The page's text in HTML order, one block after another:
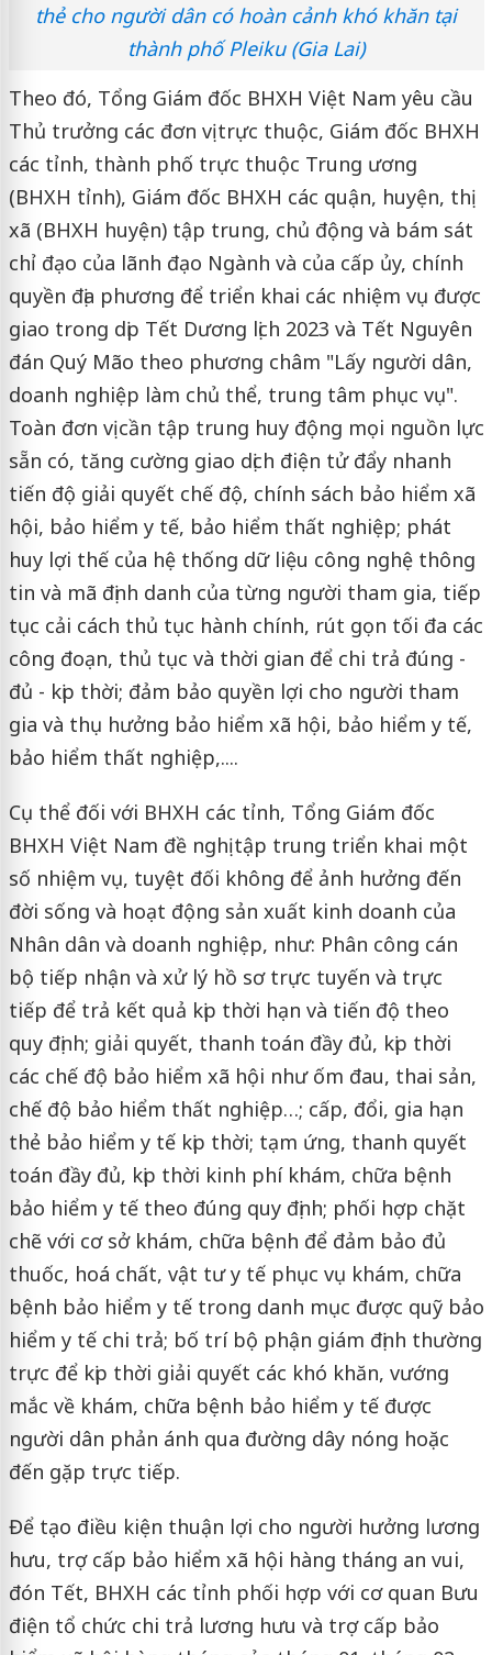
thẻ cho người dân có hoàn cảnh khó khăn tại
thành phố Pleiku (Gia Lai)
Theo đó, Tổng Giám đốc BHXH Việt Nam yêu cầu
Thủ trưởng các đơn vị trực thuộc, Giám đốc BHXH
các tỉnh, thành phố trực thuộc Trung ương
(BHXH tỉnh), Giám đốc BHXH các quận, huyện, thị
xã (BHXH huyện) tập trung, chủ động và bám sát
chỉ đạo của lãnh đạo Ngành và của cấp ủy, chính
quyền địa phương để triển khai các nhiệm vụ được
giao trong dịp Tết Dương lịch 2023 và Tết Nguyên
đán Quý Mão theo phương châm "Lấy người dân,
doanh nghiệp làm chủ thể, trung tâm phục vụ".
Toàn đơn vị cần tập trung huy động mọi nguồn lực
sẵn có, tăng cường giao dịch điện tử đẩy nhanh
tiến độ giải quyết chế độ, chính sách bảo hiểm xã
hội, bảo hiểm y tế, bảo hiểm thất nghiệp; phát
huy lợi thế của hệ thống dữ liệu công nghệ thông
tin và mã định danh của từng người tham gia, tiếp
tục cải cách thủ tục hành chính, rút gọn tối đa các
công đoạn, thủ tục và thời gian để chi trả đúng -
đủ - kịp thời; đảm bảo quyền lợi cho người tham
gia và thụ hưởng bảo hiểm xã hội, bảo hiểm y tế,
bảo hiểm thất nghiệp,....
Cụ thể đối với BHXH các tỉnh, Tổng Giám đốc
BHXH Việt Nam đề nghị tập trung triển khai một
số nhiệm vụ, tuyệt đối không để ảnh hưởng đến
đời sống và hoạt động sản xuất kinh doanh của
Nhân dân và doanh nghiệp, như: Phân công cán
bộ tiếp nhận và xử lý hồ sơ trực tuyến và trực
tiếp để trả kết quả kịp thời hạn và tiến độ theo
quy định; giải quyết, thanh toán đầy đủ, kịp thời
các chế độ bảo hiểm xã hội như ốm đau, thai sản,
chế độ bảo hiểm thất nghiệp…; cấp, đổi, gia hạn
thẻ bảo hiểm y tế kịp thời; tạm ứng, thanh quyết
toán đầy đủ, kịp thời kinh phí khám, chữa bệnh
bảo hiểm y tế theo đúng quy định; phối hợp chặt
chẽ với cơ sở khám, chữa bệnh để đảm bảo đủ
thuốc, hoá chất, vật tư y tế phục vụ khám, chữa
bệnh bảo hiểm y tế trong danh mục được quỹ bảo
hiểm y tế chi trả; bố trí bộ phận giám định thường
trực để kịp thời giải quyết các khó khăn, vướng
mắc về khám, chữa bệnh bảo hiểm y tế được
người dân phản ánh qua đường dây nóng hoặc
đến gặp trực tiếp.
Để tạo điều kiện thuận lợi cho người hưởng lương
hưu, trợ cấp bảo hiểm xã hội hàng tháng an vui,
đón Tết, BHXH các tỉnh phối hợp với cơ quan Bưu
điện tổ chức chi trả lương hưu và trợ cấp bảo